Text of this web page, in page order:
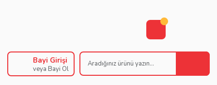
Bayi Girişi
veya Bayi Ol